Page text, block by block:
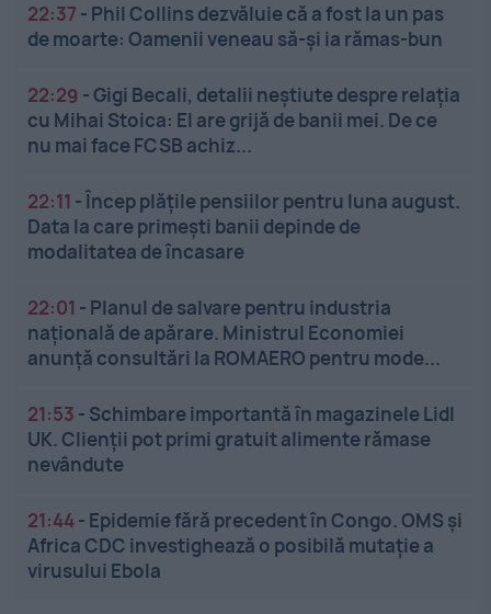
22:37 - Phil Collins dezvăluie că a fost la un pas
de moarte: Oamenii veneau să-și ia rămas-bun
22:29 -Gigi Becali, detalii neștiute despre relația
cu Mihai Stoica: El are grijă de banii mei. De ce
nu mai face FCSB achiz...
22:11 -Încep plățile pensiilor pentru luna august.
Data la care primești banii depinde de
modalitatea de încasare
22:01 - Planul de salvare pentru industria
națională de apărare. Ministrul Economiei
anunță consultări la ROMAERO pentru mode...
21:53 - Schimbare importantă în magazinele Lidl
UK. Clienții pot primi gratuit alimente rămase
nevândute
21:44- Epidemie fără precedent în Congo. OMS și
Africa CDC investighează o posibilă mutație a
virusului Ebola